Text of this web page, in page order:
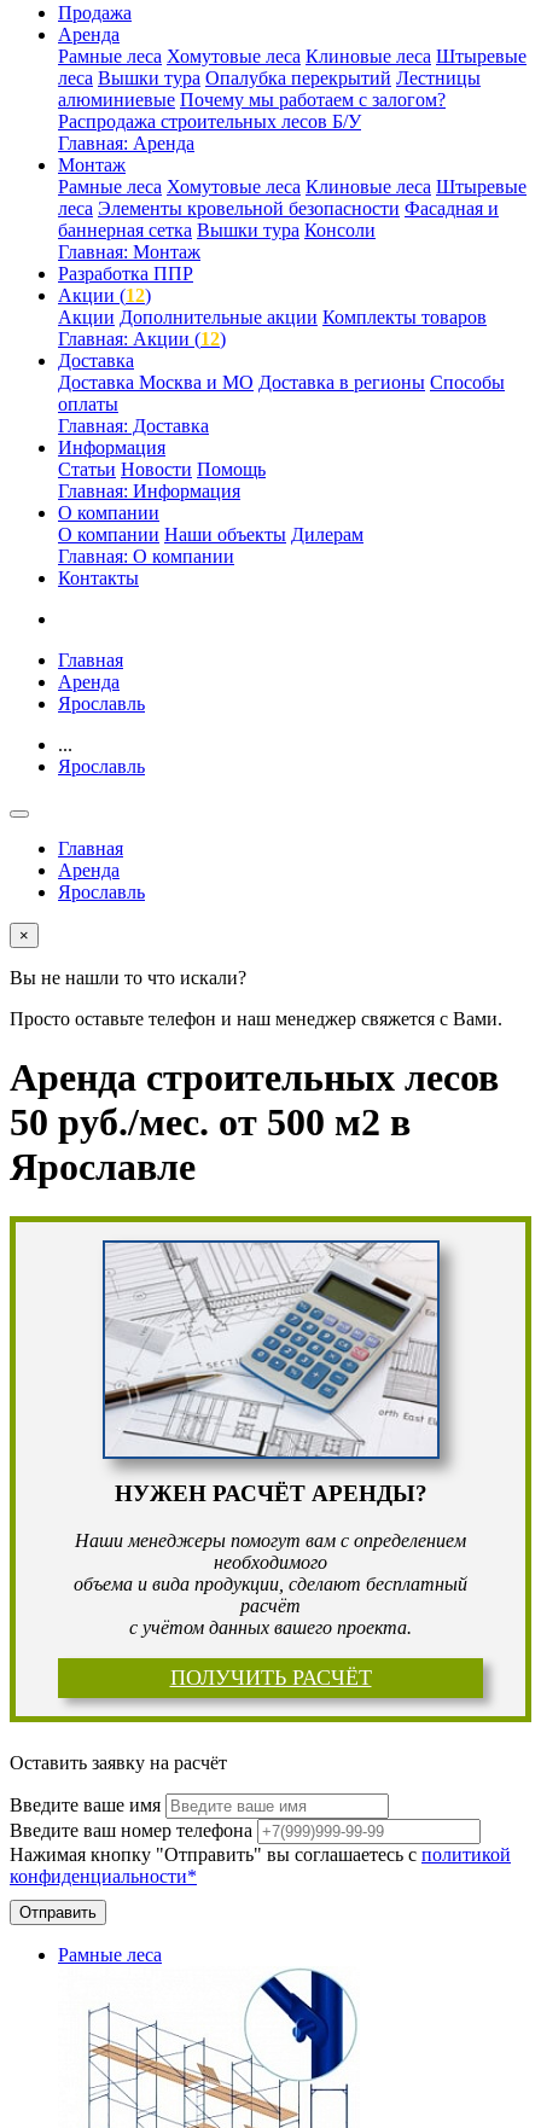
Продажа
Аренда
Рамные леса Хомутовые леса Клиновые леса Штыревые
леса Вышки тура Опалубка перекрытий Лестницы
алюминиевые Почему мы работаем с залогом?
Распродажа строительных лесов Б/У
Главная: Аренда
Монтаж
Рамные леса Хомутовые леса Клиновые леса Штыревые
леса Элементы кровельной безопасности Фасадная и
баннерная сетка Вышки тура Консоли
Главная: Монтаж
Разработка ППР
Акции (12)
Акции Дополнительные акции Комплекты товаров
Главная: Акции (12)
Доставка
Доставка Москва и МО Доставка в регионы Способы
оплаты
Главная: Доставка
Информация
Статьи Новости Помощь
Главная: Информация
О компании
О компании Наши объекты Дилерам
Главная: О компании
Контакты
Главная
Аренда
Ярославль
...
Ярославль
Главная
Аренда
Ярославль
×
Вы не нашли то что искали?
Просто оставьте телефон и наш менеджер свяжется с Вами.
Аренда строительных лесов
50 руб./мес. от 500 м2 в
Ярославле
НУЖЕН РАСЧЁТ АРЕНДЫ?
Наши менеджеры помогут вам с определением
необходимого
объема и вида продукции, сделают бесплатный
расчёт
с учётом данных вашего проекта.
ПОЛУЧИТЬ РАСЧЁТ
Оставить заявку на расчёт
Введите ваше имя
Введите ваш номер телефона
Нажимая кнопку "Отправить" вы соглашаетесь с политикой
конфиденциальности*
Отправить
Рамные леса